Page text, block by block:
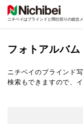
ニチベイはブラインドと間仕切りの総合
フォトアルバム
ニチベイのブラインド
検索もできますので、